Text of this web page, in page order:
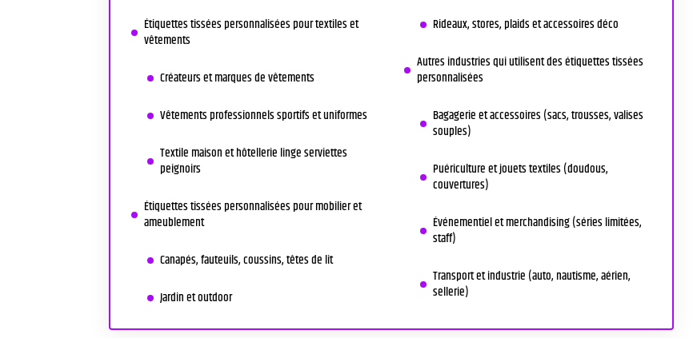
Étiquettes tissées personnalisées pour textiles et
vêtements
Créateurs et marques de vêtements
Vêtements professionnels sportifs et uniformes
Textile maison et hôtellerie linge serviettes
peignoirs
Étiquettes tissées personnalisées pour mobilier et
ameublement
Canapés, fauteuils, coussins, têtes de lit
Jardin et outdoor
Rideaux, stores, plaids et accessoires déco
Autres industries qui utilisent des étiquettes tissées
personnalisées
Bagagerie et accessoires (sacs, trousses, valises
souples)
Puériculture et jouets textiles (doudous,
couvertures)
Événementiel et merchandising (séries limitées,
staff)
Transport et industrie (auto, nautisme, aérien,
sellerie)